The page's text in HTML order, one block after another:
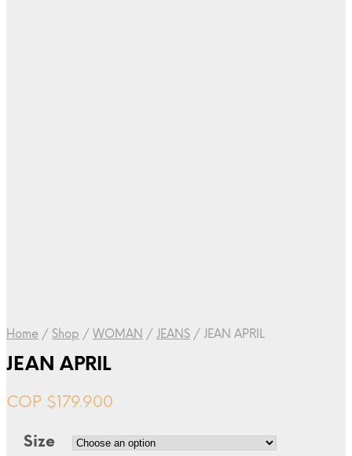
Home / Shop / WOMAN / JEANS / JEAN APRIL
JEAN APRIL
COP $ 179.900
Size